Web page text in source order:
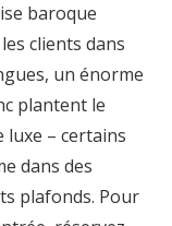
baroque
clients dans
un énorme
plantent le
luxe – certains
dans des
plafonds. Pour